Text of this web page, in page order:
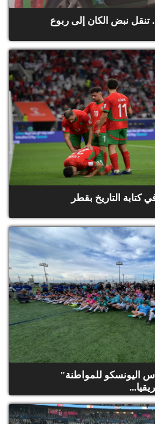
تنقل نبض الكان إلى ربوع
كتابة التاريخ بقطر
اليونسكو للمواطنة"